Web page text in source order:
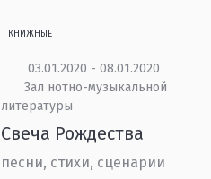
КНИЖНЫЕ
03.01.2020 - 08.01.2020
Зал нотно-музыкальной
литературы
Свеча Рождества
песни, стихи, сценарии